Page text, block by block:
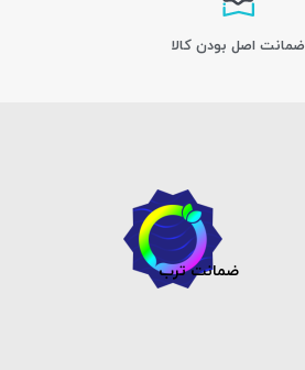
ﺿﻤﺎﻧﺖ اﺻﻞ ﺑﻮدن ﮐﺎﻟﺎ
ضمانت ترب